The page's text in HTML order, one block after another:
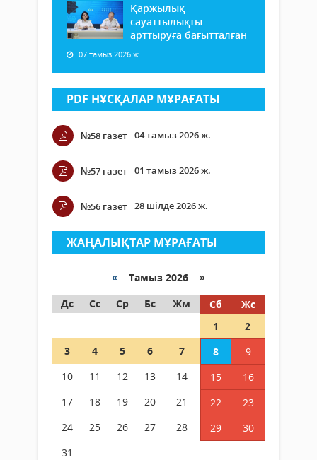
Қаржылық
сауаттылықты
арттыруға бағытталған
07 тамыз 2026 ж.
PDF НҰСҚАЛАР МҰРАҒАТЫ
№58 газет 04 тамыз 2026 ж.
№57 газет 01 тамыз 2026 ж.
№56 газет 28 шілде 2026 ж.
ЖАҢАЛЫҚТАР МҰРАҒАТЫ
« Тамыз 2026 »
Дс
Сс Ср Бс Жм Сб
Жс
1
2
3
4 5 6 7 8
9
10
11 12 13 14 15
16
17
18 19 20 21 22
23
24
25 26 27 28 29
30
31